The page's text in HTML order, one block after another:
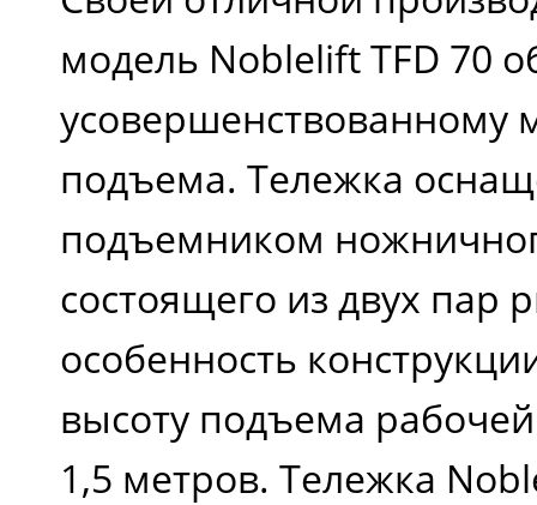
модель Noblelift TFD 70
усовершенствованному
подъема. Тележка
подъемником
состоящего из двух пар
особенность
высоту подъема
1,5 метров. Тележка